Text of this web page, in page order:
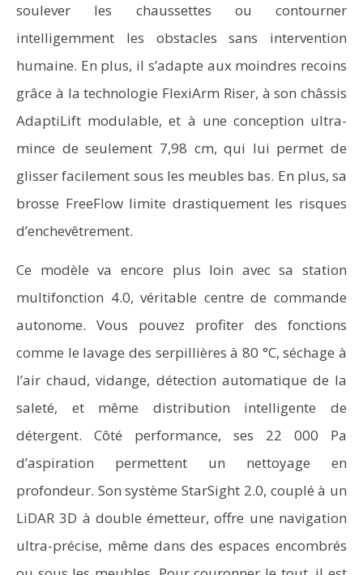
soulever les chaussettes ou contourner
intelligemment les obstacles sans intervention
humaine. En plus, il s’adapte aux moindres recoins
grâce à la technologie FlexiArm Riser, à son châssis
AdaptiLift modulable, et à une conception ultra-
mince de seulement 7,98 cm, qui lui permet de
glisser facilement sous les meubles bas. En plus, sa
brosse FreeFlow limite drastiquement les risques
d’enchevêtrement.
Ce modèle va encore plus loin avec sa station
multifonction 4.0, véritable centre de commande
autonome. Vous pouvez profiter des fonctions
comme le lavage des serpillières à 80 °C, séchage à
l’air chaud, vidange, détection automatique de la
saleté, et même distribution intelligente de
détergent. Côté performance, ses 22 000 Pa
d’aspiration permettent un nettoyage en
profondeur. Son système StarSight 2.0, couplé à un
LiDAR 3D à double émetteur, offre une navigation
ultra-précise, même dans des espaces encombrés